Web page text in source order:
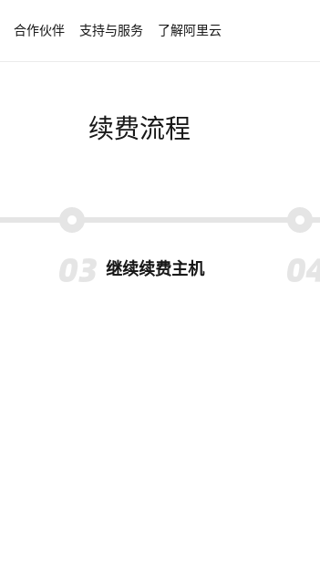
合作伙伴 支持与服务 了解阿里云
续费流程
继续续费主机